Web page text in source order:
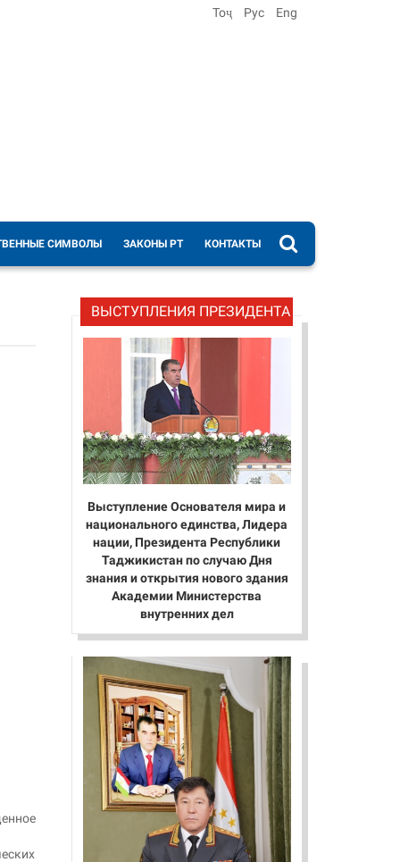
Тоҷ Рус Eng
СИМВОЛЫ ЗАКОНЫ РТ КОНТАКТЫ
ВЫСТУПЛЕНИЯ ПРЕЗИДЕНТА
Выступление Основателя мира и
национального единства, Лидера
нации, Президента Республики
Таджикистан по случаю Дня
знания и открытия нового здания
Академии Министерства
внутренних дел